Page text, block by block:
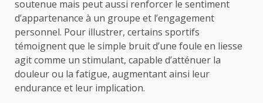
soutenue mais peut aussi renforcer le sentiment
d’appartenance à un groupe et l’engagement
personnel. Pour illustrer, certains sportifs
témoignent que le simple bruit d’une foule en liesse
agit comme un stimulant, capable d’atténuer la
douleur ou la fatigue, augmentant ainsi leur
endurance et leur implication.